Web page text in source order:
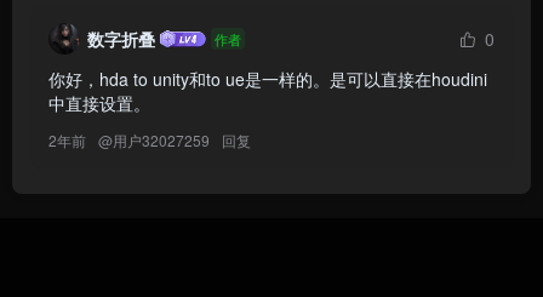
数字折叠 作者
0
你好，hda to unity和to ue是一样的。是可以直接在houdini
中直接设置。
2年前 @用户32027259 回复